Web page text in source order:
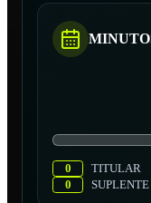
0
TITULAR
0
SUPLENTE